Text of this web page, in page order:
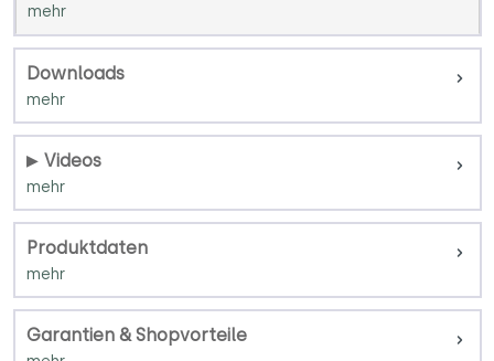
Downloads
Videos
Produktdaten
Garantien & Shopvorteile